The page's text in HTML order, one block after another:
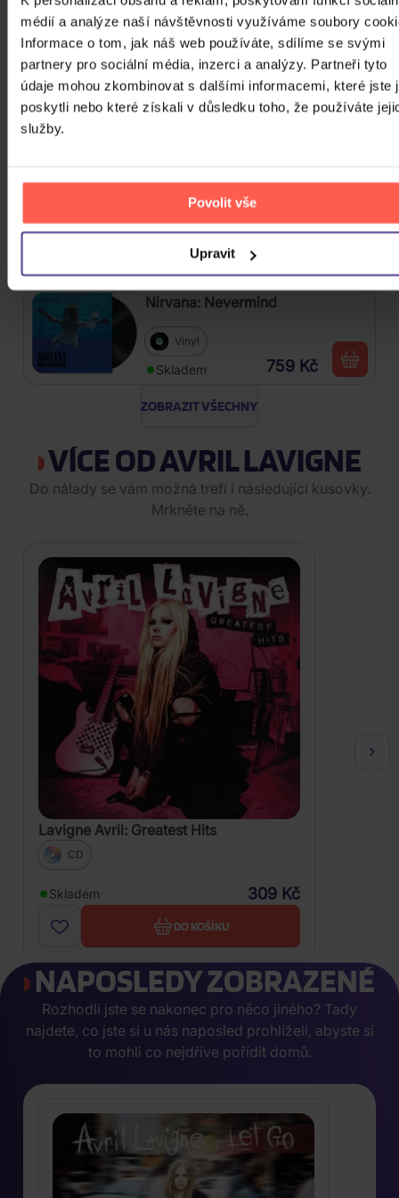
médií a analýze naší návštěvnosti využíváme soubory
Informace o tom, jak náš web používáte, sdílíme se svými
partnery pro sociální média, inzerci a analýzy. Partneři tyto
údaje mohou zkombinovat s dalšími informacemi, které jste
poskytli nebo které získali v důsledku toho, že používáte
služby.
Povolit vše
Upravit
Osbourne Ozzy: The Essential
Ozzy Osbourne
2CD
Skladem 239 Kč
Of
2CD
Skladem
Nirvana: Nevermind
Vinyl
Skladem 759 Kč
ZOBRAZIT VŠECHNY
VÍCE OD AVRIL LAVIGNE
Do nálady se vám možná trefí i následující kusovky.
Mrkněte na ně.
Lavigne Avril: Greatest Hits
CD
Skladem 309 Kč
DO KOŠÍKU
NAPOSLEDY ZOBRAZENÉ
Rozhodli jste se nakonec pro něco jiného? Tady
najdete, co jste si u nás naposled prohlíželi, abyste si
to mohli co nejdříve pořídit domů.